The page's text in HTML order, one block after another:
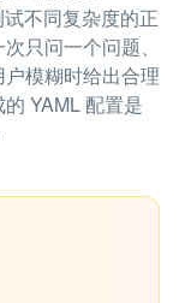
不同复杂度的正
只问一个问题、
模糊时给出合理
YAML 配置是